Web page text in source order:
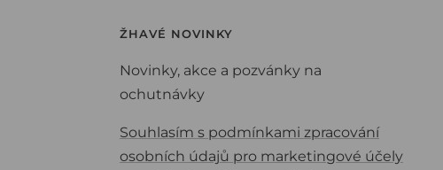
ŽHAVÉ NOVINKY
Novinky, akce a pozvánky na
ochutnávky
Souhlasím s podmínkami zpracování
osobních údajů pro marketingové účely